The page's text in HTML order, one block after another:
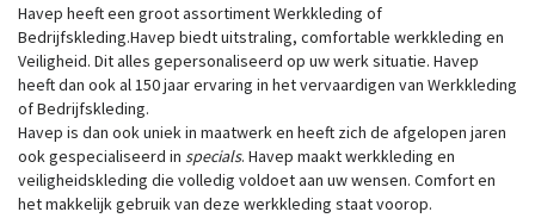
Havep heeft een groot assortiment Werkkleding of
Bedrijfskleding.Havep biedt uitstraling, comfortable werkkleding en
Veiligheid. Dit alles gepersonaliseerd op uw werk situatie. Havep
heeft dan ook al 150 jaar ervaring in het vervaardigen van Werkkleding
of Bedrijfskleding.
Havep is dan ook uniek in maatwerk en heeft zich de afgelopen jaren
ook gespecialiseerd in specials. Havep maakt werkkleding en
veiligheidskleding die volledig voldoet aan uw wensen. Comfort en
het makkelijk gebruik van deze werkkleding staat voorop.